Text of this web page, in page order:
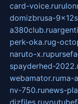
card-voice.ru
domizbrusa-
a380club.ru
perk-oka.rug-
naruto-x.ru
spayderhed-
webamator.ruma-
nv-750.runews-
dizfiles.ru